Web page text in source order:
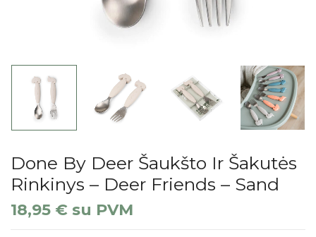
Done By Deer Šaukšto Ir Šakutės
Rinkinys – Deer Friends – Sand
18,95 € su PVM